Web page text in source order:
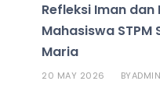
Refleksi Iman
Mahasiswa STPM
Maria
20 MAY 2026 BYADMIN